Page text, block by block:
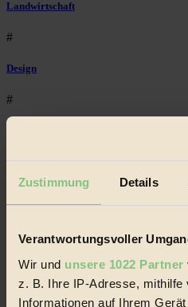
Zustimmung Details
Verantwortungsvoller
Wir und unsere 1022 Partner
z. B. Ihre IP-Adresse, mithilfe
Informationen auf Ihrem
Landwirtschaft
#
Design
#
#